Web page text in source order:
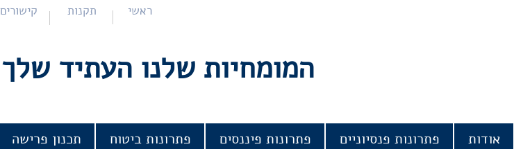
קישורים תקנות ראשי
המומחיות שלנו העתיד שלך
אודות פתרונות פנסיוניים פתרונות פיננסים פתרונות ביטוח תכנון פרישה